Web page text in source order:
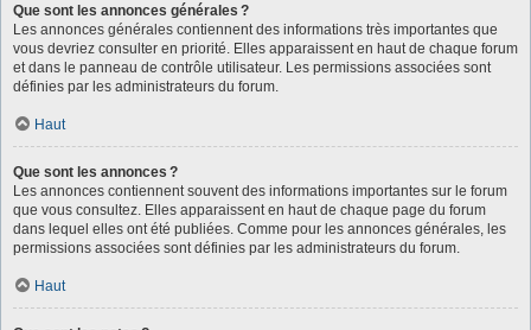
Que sont les annonces générales ?
Les annonces générales contiennent des informations très importantes que
vous devriez consulter en priorité. Elles apparaissent en haut de chaque forum
et dans le panneau de contrôle utilisateur. Les permissions associées sont
définies par les administrateurs du forum.
Haut
Que sont les annonces ?
Les annonces contiennent souvent des informations importantes sur le forum
que vous consultez. Elles apparaissent en haut de chaque page du forum
dans lequel elles ont été publiées. Comme pour les annonces générales, les
permissions associées sont définies par les administrateurs du forum.
Haut